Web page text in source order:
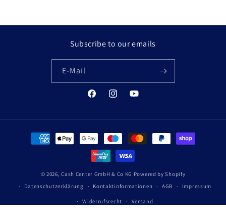
Subscribe to our emails
E-Mail
FacebookInstagramYouTube
Zahlungsmethoden
© 2026,Cash Center GmbH & Co KG Powered by Shopify
Datenschutzerklärung
Kontaktinformationen AGB Impressum
Widerrufsrecht Versand